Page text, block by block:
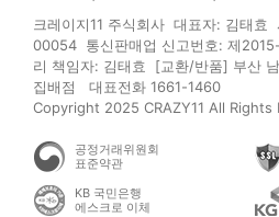
크레이지11 주식회사 대표자: 김태
00054 통신판매업 신고번호: 제
리 책임자: 김태효 [교환/반품] 부산
집배점 대표전화 1661-1460
Copyright 2025 CRAZY11 All Rights
공정거래위원회
표준약관
KB 국민은행
에스크로 이체